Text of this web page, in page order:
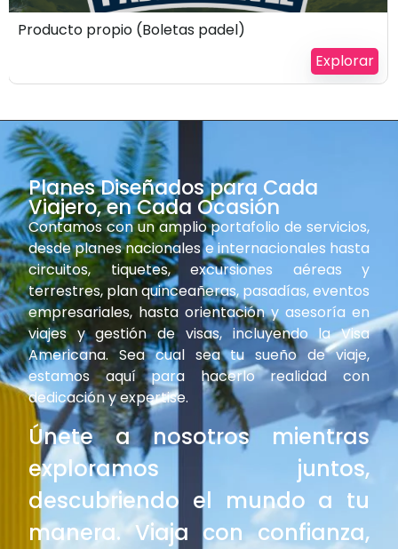
Venció !
Producto propio (Boletas padel)
Explorar
Planes Diseñados para Cada
Viajero, en Cada Ocasión
Contamos con un amplio portafolio de servicios,
desde planes nacionales e internacionales hasta
circuitos, tiquetes, excursiones aéreas y
terrestres, plan quinceañeras, pasadías, eventos
empresariales, hasta orientación y asesoría en
viajes y gestión de visas, incluyendo la Visa
Americana. Sea cual sea tu sueño de viaje,
estamos aquí para hacerlo realidad con
dedicación y expertise.
Únete a nosotros mientras
exploramos juntos,
descubriendo el mundo a tu
manera. Viaja con confianza,